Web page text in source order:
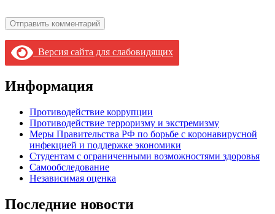
Версия сайта для слабовидящих
Информация
Противодействие коррупции
Противодействие терроризму и экстремизму
Меры Правительства РФ по борьбе с коронавирусной
инфекцией и поддержке экономики
Студентам с ограниченными возможностями здоровья
Самообследование
Независимая оценка
Последние новости